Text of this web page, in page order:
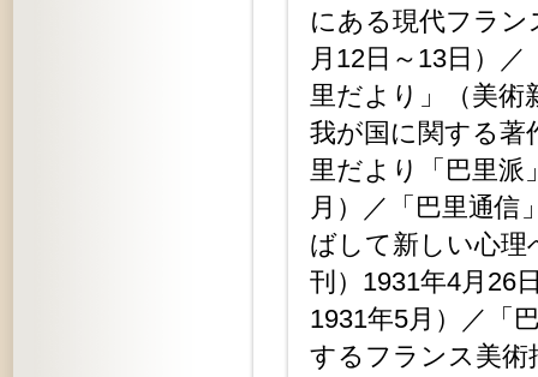
にある現代フラン
月12日～13日）
里だより」（美術
我が国に関する著
里だより「巴里派
月）／「巴里通信
ばして新しい心理
刊）1931年4月26
1931年5月）／「
するフランス美術